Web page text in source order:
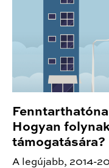
Hogyan
támogatására?
A legújabb, 2014-